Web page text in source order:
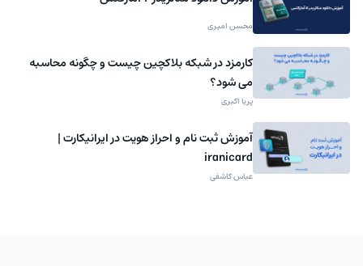
محسن امیری
کارمزد در شبکه بلاکچین چیست و چگونه محاسبه
می شود؟
پریا اکبری
آموزش ثبت نام و احراز هویت در ایرانیکارت |
iranicard
عباس کاشفی